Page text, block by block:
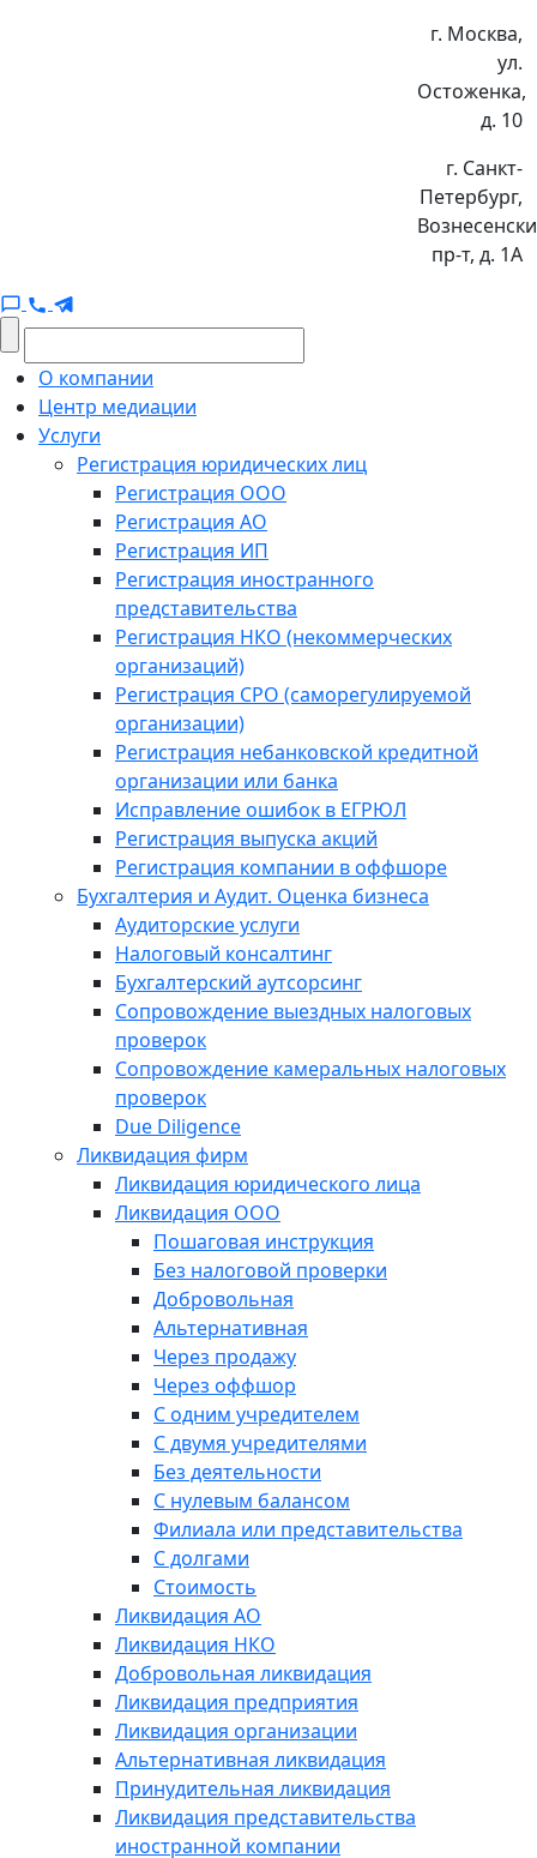
г. Москва,
ул.
Остоженка,
д. 10
г. Санкт-
Петербург,
пр-т, д. 1А
О компании
Центр медиации
Услуги
Регистрация юридических лиц
Регистрация ООО
Регистрация АО
Регистрация ИП
Регистрация иностранного
представительства
Регистрация НКО (некоммерческих
организаций)
Регистрация СРО (саморегулируемой
организации)
Регистрация небанковской кредитной
организации или банка
Исправление ошибок в ЕГРЮЛ
Регистрация выпуска акций
Регистрация компании в оффшоре
Бухгалтерия и Аудит. Оценка бизнеса
Аудиторские услуги
Налоговый консалтинг
Бухгалтерский аутсорсинг
Сопровождение выездных налоговых
проверок
Сопровождение камеральных налоговых
проверок
Due Diligence
Ликвидация фирм
Ликвидация юридического лица
Ликвидация ООО
Пошаговая инструкция
Без налоговой проверки
Добровольная
Альтернативная
Через продажу
Через оффшор
С одним учредителем
С двумя учредителями
Без деятельности
С нулевым балансом
Филиала или представительства
С долгами
Стоимость
Ликвидация АО
Ликвидация НКО
Добровольная ликвидация
Ликвидация предприятия
Ликвидация организации
Альтернативная ликвидация
Принудительная ликвидация
Ликвидация представительства
иностранной компании